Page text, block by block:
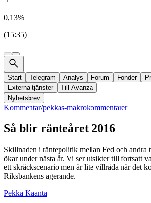
0,13%
(15:35)
Start Telegram Analys Forum Fonder
Externa tjänster
Till Avanza
Nyhetsbrev
Kommentar/pekkas-makrokommentarer
Så blir ränteåret 2016
Skillnaden i räntepolitik mellan Fed och andra
ökar under nästa år. Vi ser utsikter till fortsatt
ett skräckscenario men är lite villråda när det
Riksbankens agerande.
Pekka Kaanta